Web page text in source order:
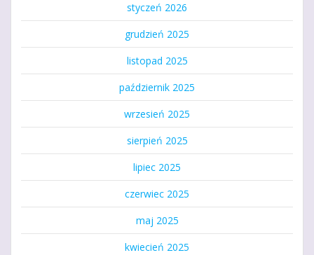
styczeń 2026
grudzień 2025
listopad 2025
październik 2025
wrzesień 2025
sierpień 2025
lipiec 2025
czerwiec 2025
maj 2025
kwiecień 2025